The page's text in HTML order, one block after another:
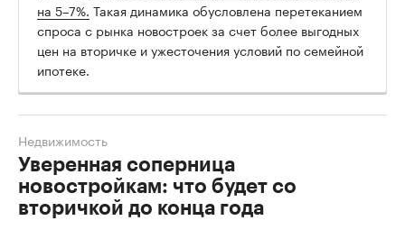
на 5–7%. Такая динамика обусловлена перетеканием
спроса с рынка новостроек за счет более выгодных
цен на вторичке и ужесточения условий по семейной
ипотеке.
Уверенная соперница
новостройкам: что будет со
вторичкой до конца года
Недвижимость